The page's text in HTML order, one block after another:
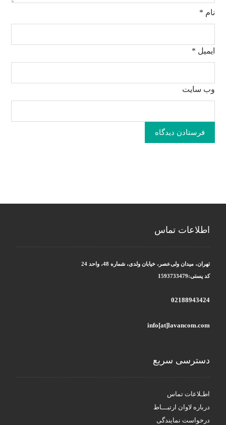
نام *
ایمیل *
وب‌ سایت
فرستادن دیدگاه
اطلاعات تماس
تهران، میدان ولی‌عصر، خیابان ولدی، شماره 48، واحد 24
کد پستی:1593733479
02188943424
info[at]lavancom.com
دسترسی سریع
اطـلاعات تماس
درباره لاوان ارتبـــاط
درخواست نمایندگی